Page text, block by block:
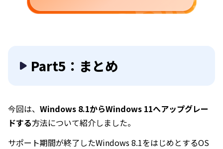
Part5：まとめ
今回は、 Windows 8.1からWindows 11へアップグレー
ドする方法について紹介しました。
サポート期間が終了したWindows 8.1をはじめとするOS